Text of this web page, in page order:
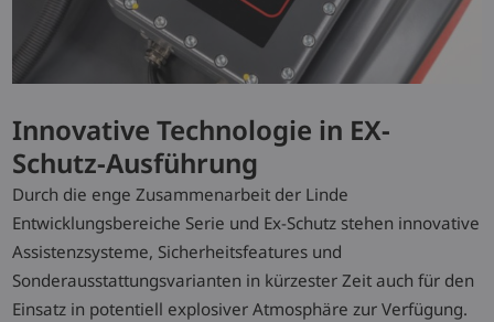
Innovative Technologie in EX-
Schutz-Ausführung
Durch die enge Zusammenarbeit der Linde
Entwicklungsbereiche Serie und Ex-Schutz stehen innovative
Assistenzsysteme, Sicherheitsfeatures und
Sonderausstattungsvarianten in kürzester Zeit auch für den
Einsatz in potentiell explosiver Atmosphäre zur Verfügung.